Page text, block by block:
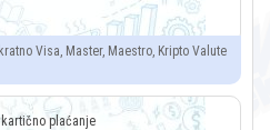
Visa, Master, Maestro, Kripto Valute